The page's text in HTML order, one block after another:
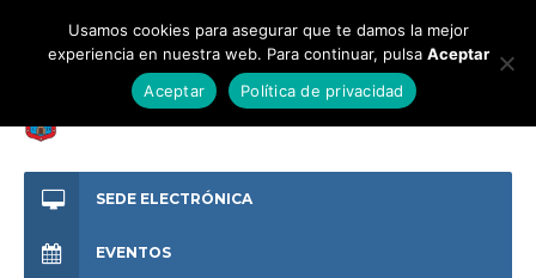
SEDE ELECTRÓNICA
EVENTOS
Usamos cookies para asegurar que te damos la mejor
experiencia en nuestra web. Para continuar, pulsa Aceptar
Aceptar
Política de privacidad